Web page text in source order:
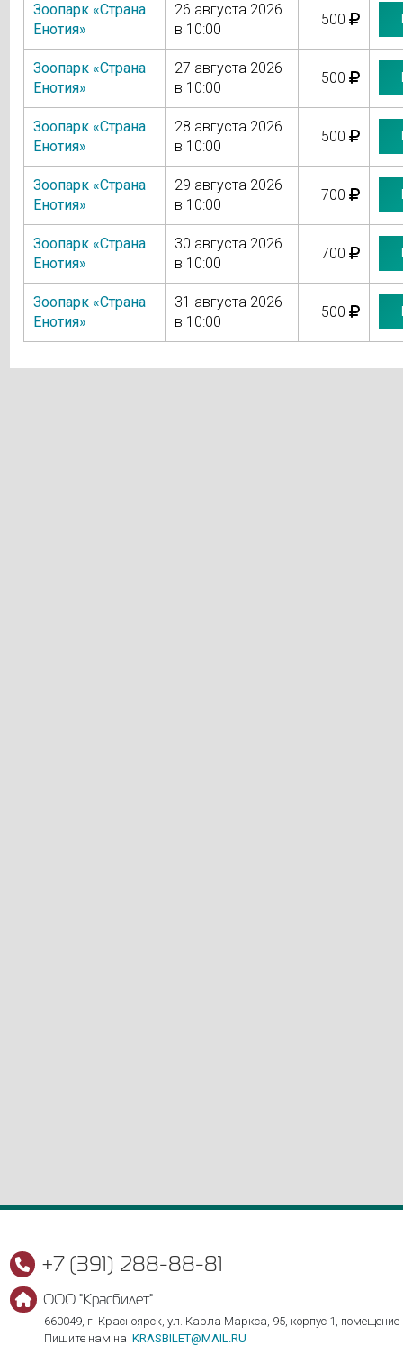
Зоопарк «Страна
Енотия»
26 августа 2026
в 10:00
500
Зоопарк «Страна
Енотия»
27 августа 2026
в 10:00
500
Зоопарк «Страна
Енотия»
28 августа 2026
в 10:00
500
Зоопарк «Страна
Енотия»
29 августа 2026
в 10:00
700
Зоопарк «Страна
Енотия»
30 августа 2026
в 10:00
700
Зоопарк «Страна
Енотия»
31 августа 2026
в 10:00
500
+7 (391) 288-88-81
ООО "Красбилет"
660049, г. Красноярск, ул. Карла Маркса, 95, корпус 1, помещение
Пишите нам на KRASBILET@MAIL.RU